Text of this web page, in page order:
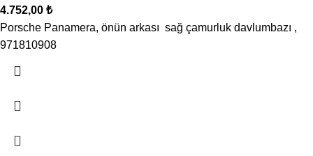
4.752,00 ₺
Porsche Panamera, önün arkası sağ çamurluk davlumbazı ,
971810908